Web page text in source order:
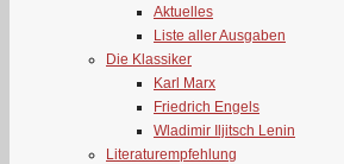
Aktuelles
Liste aller Ausgaben
Die Klassiker
Karl Marx
Friedrich Engels
Wladimir Iljitsch Lenin
Literaturempfehlung